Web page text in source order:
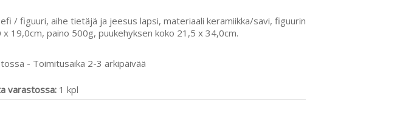
/ figuuri, aihe tietäjä ja jeesus lapsi, materiaali keramiikka/savi, figuurin
x 19,0cm, paino 500g, puukehyksen koko 21,5 x 34,0cm.
- Toimitusaika 2-3 arkipäivää
varastossa: 1 kpl